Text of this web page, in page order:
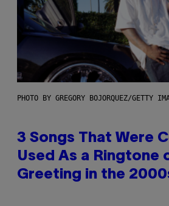
PHOTO BY GREGORY BOJORQUEZ/GETTY
3 Songs That Were
Used As a Ringtone
Greeting in the